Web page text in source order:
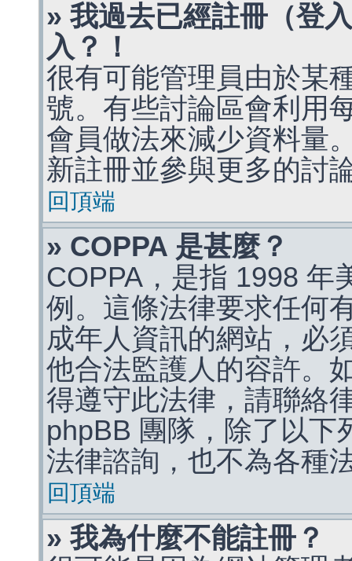
» 我過去已經註冊（登
入？！
很有可能管理員由於某
號。有些討論區會利用
會員做法來減少資料量
新註冊並參與更多的討
回頂端
» COPPA 是甚麼？
COPPA，是指 1998 年
例。這條法律要求任何
成年人資訊的網站，必
他合法監護人的容許。
得遵守此法律，請聯絡
phpBB 團隊，除了以下
法律諮詢，也不為各種
回頂端
» 我為什麼不能註冊？